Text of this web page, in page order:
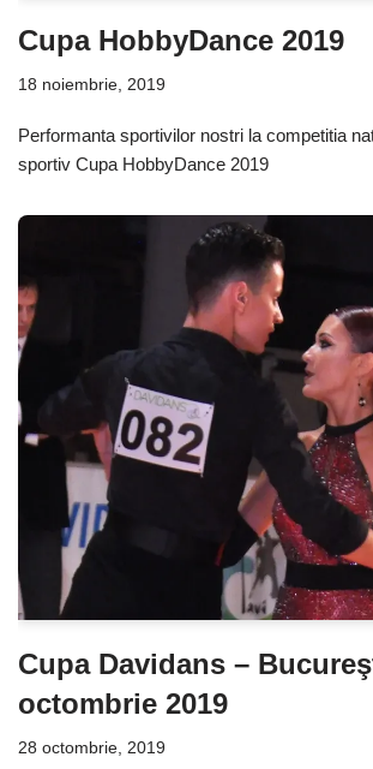
Cupa HobbyDance 2019
18 noiembrie, 2019
Performanta sportivilor nostri la competitia
sportiv Cupa HobbyDance 2019
Cupa Davidans –
octombrie 2019
28 octombrie, 2019